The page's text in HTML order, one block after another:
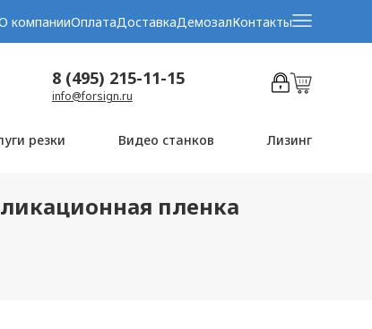
компанииОплатаДоставкаДемозалКонтакты
8 (495) 215-11-15
info@forsign.ru
резки Видео станков Лизинг
пленка